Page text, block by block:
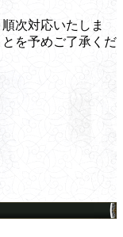
次対応いたしま
を予めご了承くだ